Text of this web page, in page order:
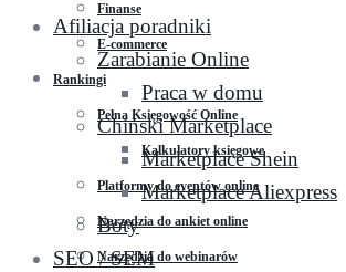
Finanse
E-commerce
Rankingi
Pełna Księgowość Online
Kalkulatory księgowe
Platformy do eventów online
Narzędzia do ankiet online
Narzędzia do webinarów
Afiliacja poradniki
Zarabianie Online
Praca w domu
Chiński Marketplace
Marketplace Shein
Marketplace Aliexpress
Boty
SEO / SEM